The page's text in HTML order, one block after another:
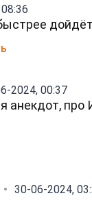
дойдёт
2024, 00:37
анекдот,
30-06-2024,